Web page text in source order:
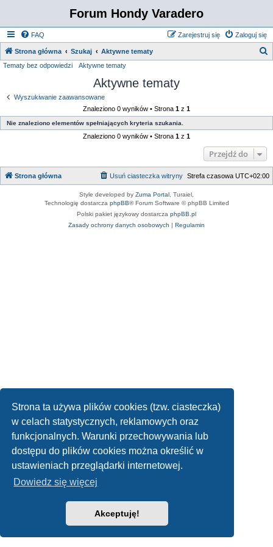
Strona ta używa plików cookies (tzw. ciasteczka)
w celach statystycznych, reklamowych oraz
funkcjonalnych. Warunki przechowywania lub
dostępu do plików cookies można określić w
ustawieniach przeglądarki internetowej.
Dowiedz się więcej
Akceptuję!
Forum Hondy Varadero
FAQ Zaloguj się
Zarejestruj się
Strona główna Szukaj Aktywne tematy
Tematy bez odpowiedzi Aktywne tematy
Aktywne tematy
Wyszukiwanie zaawansowane
Znaleziono 0 wyników • Strona 1 z 1
Nie znaleziono elementów spełniających kryteria szukania.
Znaleziono 0 wyników • Strona 1 z 1
Przejdź do
Strona główna Strefa czasowa UTC+02:00
Usuń ciasteczka witryny
Style developed by Zuma Portal , Turaiel,
Technologię dostarcza phpBB® Forum Software © phpBB Limited
Polski pakiet językowy dostarcza phpBB.pl
Zasady ochrony danych osobowych | Regulamin